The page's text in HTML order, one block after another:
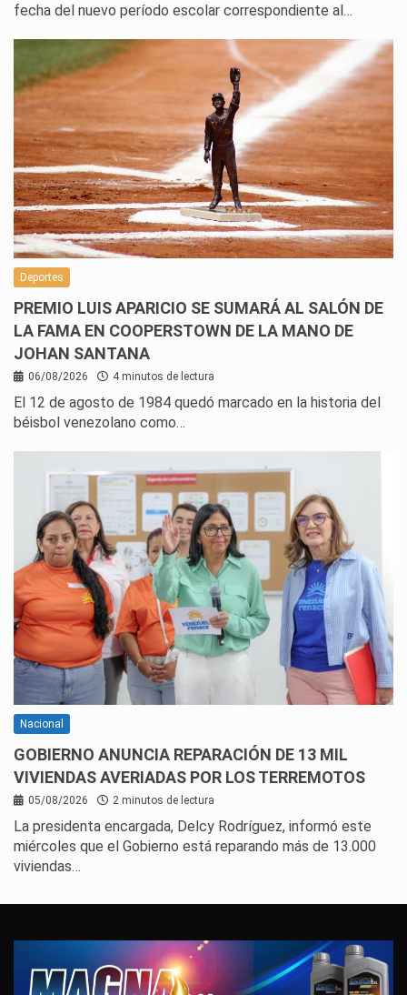
fecha del nuevo período escolar correspondiente al…
Deportes
PREMIO LUIS APARICIO SE SUMARÁ AL SALÓN DE
LA FAMA EN COOPERSTOWN DE LA MANO DE
JOHAN SANTANA
06/08/2026 4 minutos de lectura
El 12 de agosto de 1984 quedó marcado en la historia del
béisbol venezolano como…
Nacional
GOBIERNO ANUNCIA REPARACIÓN DE 13 MIL
VIVIENDAS AVERIADAS POR LOS TERREMOTOS
05/08/2026 2 minutos de lectura
La presidenta encargada, Delcy Rodríguez, informó este
miércoles que el Gobierno está reparando más de 13.000
viviendas…